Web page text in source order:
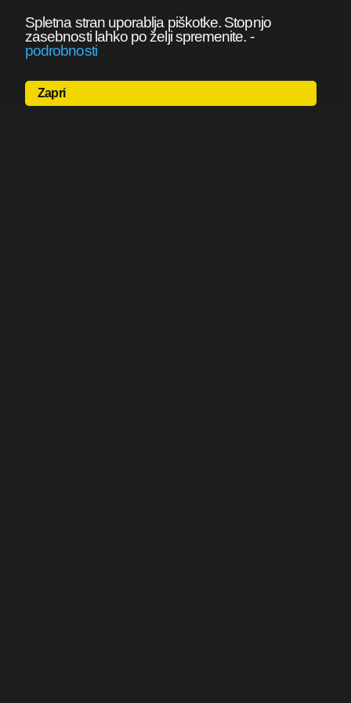
Spletna stran uporablja piškotke. Stopnjo
zasebnosti lahko po želji spremenite. -
podrobnosti
Zapri